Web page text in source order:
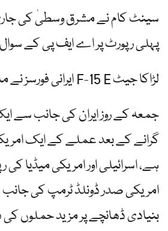
سینٹ کام نے مشرق وسطیٰ کی
پہلی رپورٹ پر اے ایف پی کے سوال
لڑاکا جیٹ F-15 E ایرانی فورسز نے مار گرایا۔ فوٹو: رائٹرز
جمعہ کے روز ایران کی جانب سے
گرانے کے بعد عملے کے ایک
ہے، اسرائیلی اور امریکی میڈیا
امریکی صدر ڈونلڈ ٹرمپ کی
بنیادی ڈھانچے پر مزید حملوں